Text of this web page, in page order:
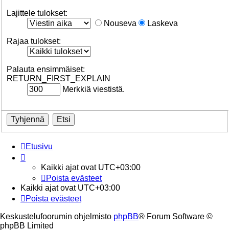
Lajittele tulokset:
Nouseva
Laskeva
Rajaa tulokset:
Palauta ensimmäiset:
RETURN_FIRST_EXPLAIN
Merkkiä viestistä.
Etusivu
Kaikki ajat ovat UTC+03:00
Poista evästeet
Kaikki ajat ovat UTC+03:00
Poista evästeet
Keskustelufoorumin ohjelmisto phpBB® Forum Software ©
phpBB Limited